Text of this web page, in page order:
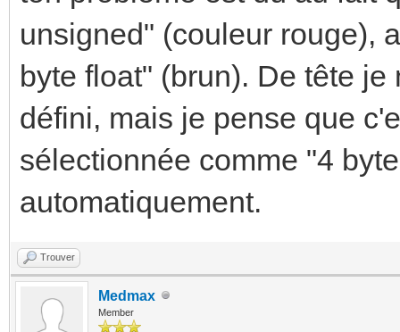
unsigned" (couleur rouge),
byte float" (brun). De tête
défini, mais je pense que
sélectionnée comme "4
automatiquement.
Trouver
Medmax
Member